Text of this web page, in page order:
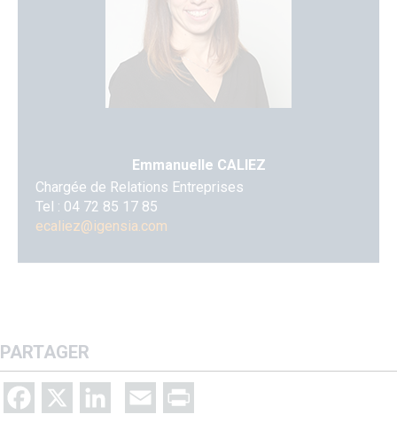
Emmanuelle CALIEZ
Chargée de Relations Entreprises
Tel : 04 72 85 17 85
ecaliez@igensia.com
PARTAGER
Facebook LinkedIn Email